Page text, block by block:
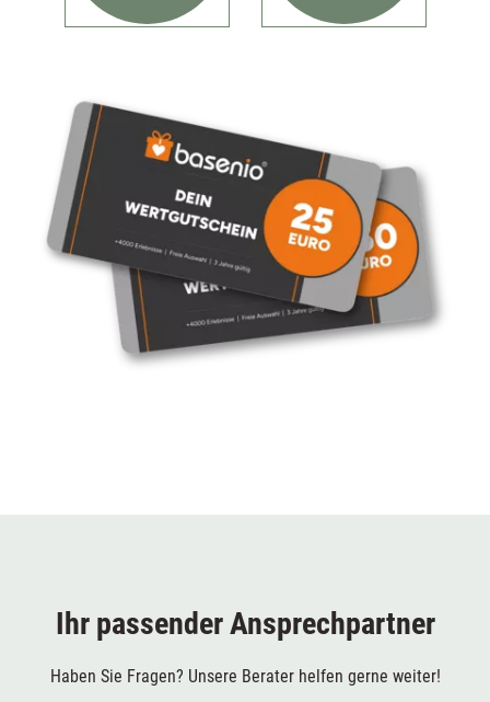
Ihr passender Ansprechpartner
Haben Sie Fragen? Unsere Berater helfen gerne weiter!